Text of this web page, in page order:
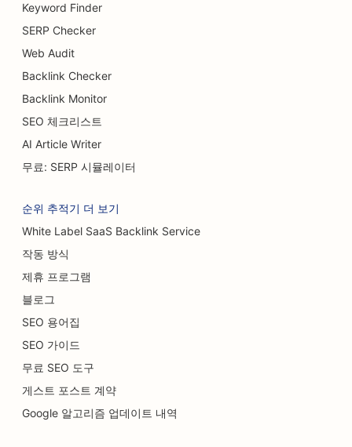
Keyword Finder
SERP Checker
Web Audit
Backlink Checker
Backlink Monitor
SEO 체크리스트
AI Article Writer
무료: SERP 시뮬레이터
순위 추적기 더 보기
White Label SaaS Backlink Service
작동 방식
제휴 프로그램
블로그
SEO 용어집
SEO 가이드
무료 SEO 도구
게스트 포스트 계약
Google 알고리즘 업데이트 내역